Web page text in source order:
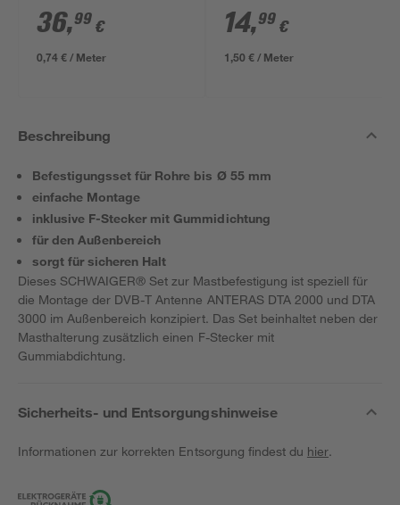
NYM-J 3x1,5mm² 50
m
36,99 €
0,74 € / Meter
14,99 €
1,50 € / Meter
Beschreibung
Befestigungsset für Rohre bis Ø 55 mm
einfache Montage
inklusive F-Stecker mit Gummidichtung
für den Außenbereich
sorgt für sicheren Halt
Dieses SCHWAIGER® Set zur Mastbefestigung ist speziell für
die Montage der DVB-T Antenne ANTERAS DTA 2000 und DTA
3000 im Außenbereich konzipiert. Das Set beinhaltet neben der
Masthalterung zusätzlich einen F-Stecker mit
Gummiabdichtung.
Sicherheits- und Entsorgungshinweise
Informationen zur korrekten Entsorgung findest du hier.